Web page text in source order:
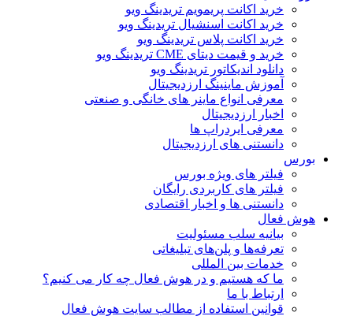
خرید اکانت پریمویم تریدینگ ویو
خرید اکانت اسنشیال تریدینگ ویو
خرید اکانت پلاس تریدینگ ویو
خرید و قیمت دیتای CME تریدینگ ویو
دانلود اندیکاتور تریدینگ ویو
آموزش ماینینگ ارزدیجیتال
معرفی انواع ماینر های خانگی و صنعتی
اخبار ارزدیجیتال
معرفی ایردراپ ها
دانستنی های ارزدیجیتال
بورس
فیلتر های ویژه بورس
فیلتر های کاربردی رایگان
دانستنی ها و اخبار اقتصادی
هوش فعال
بیانیه سلب مسئولیت
تعرفه‌ها و پلن‌های تبلیغاتی
خدمات بین المللی
ما که هستیم و در هوش فعال چه کار می کنیم؟
ارتباط با ما
قوانین استفاده از مطالب سایت هوش فعال